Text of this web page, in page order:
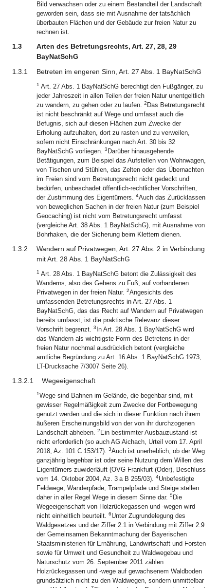
Bild verwachsen oder zu einem Bestandteil der Landschaft
geworden sein, dass sie mit Ausnahme der tatsächlich
überbauten Flächen und der Gebäude zur freien Natur zu
rechnen ist.
1.3
Arten des Betretungsrechts, Art. 27, 28, 29
BayNatSchG
1.3.1
Betreten im engeren Sinn, Art. 27 Abs. 1 BayNatSchG
1 Art. 27 Abs. 1 BayNatSchG berechtigt den Fußgänger, zu
jeder Jahreszeit in allen Teilen der freien Natur unentgeltlich
zu wandern, zu gehen oder zu laufen. 2 Das Betretungsrecht
ist nicht beschränkt auf Wege und umfasst auch die
Befugnis, sich auf diesen Flächen zum Zwecke der
Erholung aufzuhalten, dort zu rasten und zu verweilen,
sofern nicht Einschränkungen nach Art. 30 bis 32
BayNatSchG vorliegen. 3 Darüber hinausgehende
Betätigungen, zum Beispiel das Aufstellen von Wohnwagen,
von Tischen und Stühlen, das Zelten oder das Übernachten
im Freien sind vom Betretungsrecht nicht gedeckt und
bedürfen, unbeschadet öffentlich-rechtlicher Vorschriften,
der Zustimmung des Eigentümers. 4Auch das Zurücklassen
von beweglichen Sachen in der freien Natur (zum Beispiel
Geocaching) ist nicht vom Betretungsrecht umfasst
(vergleiche Art. 38 Abs. 1 BayNatSchG), mit Ausnahme von
Bohrhaken, die der Sicherung beim Klettern dienen.
1.3.2
Wandern auf Privatwegen, Art. 27 Abs. 2 in Verbindung
mit Art. 28 Abs. 1 BayNatSchG
1 Art. 28 Abs. 1 BayNatSchG betont die Zulässigkeit des
Wanderns, also des Gehens zu Fuß, auf vorhandenen
Privatwegen in der freien Natur. 2Angesichts des
umfassenden Betretungsrechts in Art. 27 Abs. 1
BayNatSchG, das das Recht auf Wandern auf Privatwegen
bereits umfasst, ist die praktische Relevanz dieser
Vorschrift begrenzt. 3 In Art. 28 Abs. 1 BayNatSchG wird
das Wandern als wichtigste Form des Betretens in der
freien Natur nochmal ausdrücklich betont (vergleiche
amtliche Begründung zu Art. 16 Abs. 1 BayNatSchG 1973,
LT-Drucksache 7/3007 Seite 26).
1.3.2.1 Wegeeigenschaft
1Wege sind Bahnen im Gelände, die begehbar sind, mit
gewisser Regelmäßigkeit zum Zwecke der Fortbewegung
genutzt werden und die sich in dieser Funktion nach ihrem
äußeren Erscheinungsbild von der von ihr durchzogenen
Landschaft abheben. 2 Ein bestimmter Ausbauzustand ist
nicht erforderlich (so auch AG Aichach, Urteil vom 17. April
2018, Az. 101 C 153/17). 3Auch ist unerheblich, ob der Weg
ganzjährig begehbar ist oder seine Nutzung dem Willen des
Eigentümers zuwiderläuft (OVG Frankfurt (Oder), Beschluss
vom 14. Oktober 2004, Az. 3 a B 255/03). 4Unbefestigte
Feldwege, Wanderpfade, Trampelpfade und Steige stellen
daher in aller Regel Wege in diesem Sinne dar. 5 Die
Wegeeigenschaft von Holzrückegassen und -wegen wird
nicht einheitlich beurteilt. 6Unter Zugrundelegung des
Waldgesetzes und der Ziffer 2.1 in Verbindung mit Ziffer 2.9
der Gemeinsamen Bekanntmachung der Bayerischen
Staatsministerien für Ernährung, Landwirtschaft und Forsten
sowie für Umwelt und Gesundheit zu Waldwegebau und
Naturschutz vom 26. September 2011 zählen
Holzrückegassen und -wege auf gewachsenem Waldboden
grundsätzlich nicht zu den Waldwegen, sondern unmittelbar